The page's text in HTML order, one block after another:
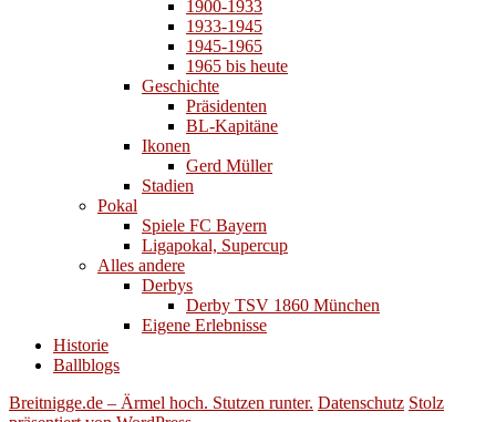
1900-1933
1933-1945
1945-1965
1965 bis heute
Geschichte
Präsidenten
BL-Kapitäne
Ikonen
Gerd Müller
Stadien
Pokal
Spiele FC Bayern
Ligapokal, Supercup
Alles andere
Derbys
Derby TSV 1860 München
Eigene Erlebnisse
Historie
Ballblogs
Breitnigge.de – Ärmel hoch. Stutzen runter. Datenschutz Stolz